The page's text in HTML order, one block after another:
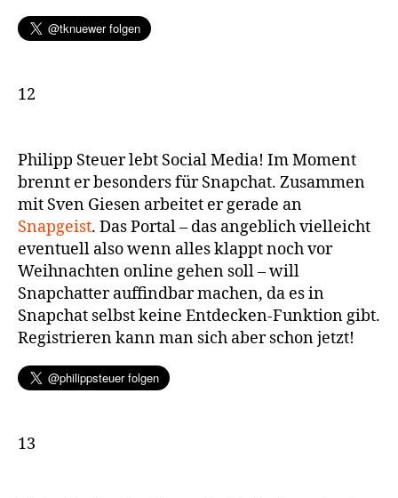
12
Philipp Steuer lebt Social Media! Im Moment
brennt er besonders für Snapchat. Zusammen
mit Sven Giesen arbeitet er gerade an
Snapgeist. Das Portal – das angeblich vielleicht
eventuell also wenn alles klappt noch vor
Weihnachten online gehen soll – will
Snapchatter auffindbar machen, da es in
Snapchat selbst keine Entdecken-Funktion gibt.
Registrieren kann man sich aber schon jetzt!
13